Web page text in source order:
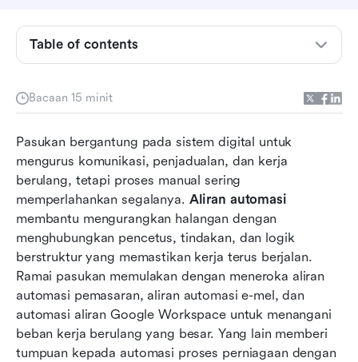
Bacaan 15 minit
Pasukan bergantung pada sistem digital untuk
mengurus komunikasi, penjadualan, dan kerja
berulang, tetapi proses manual sering
memperlahankan segalanya. Aliran automasi
membantu mengurangkan halangan dengan
menghubungkan pencetus, tindakan, dan logik
berstruktur yang memastikan kerja terus berjalan.
Ramai pasukan memulakan dengan meneroka aliran
automasi pemasaran, aliran automasi e-mel, dan
automasi aliran Google Workspace untuk menangani
beban kerja berulang yang besar. Yang lain memberi
tumpuan kepada automasi proses perniagaan dengan
Table of contents
Komponen penting bagi aliran automasi yang
Bina aliran anda: Cuba Lark untuk membina
pasukan
Kesilapan biasa semasa mereka bentuk aliran
automasi
Kesimpulan
Soalan Lazim
Bacaan berkaitan